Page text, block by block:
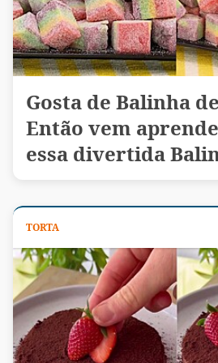
Gosta de Balinha
Então vem
essa divertida
TORTA